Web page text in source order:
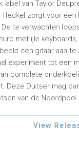
label van Taylor
Heckel zorgt voor
De te verwachten
met ijle
een gitaar aan te
experiment tot een
complete
Deze Duitser mag
van de Noordpool.
View